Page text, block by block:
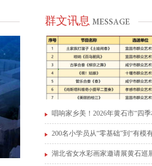
群文讯息 MESSAGE
唱响家乡美！2026年黄石市“四
200名小学员从“零基础”到“有模
湖北省女水彩画家邀请展黄石巡